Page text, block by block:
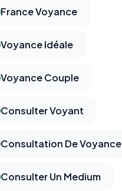
France Voyance
Voyance Idéale
Voyance Couple
Consulter Voyant
Consultation De Voyance
Consulter Un Medium